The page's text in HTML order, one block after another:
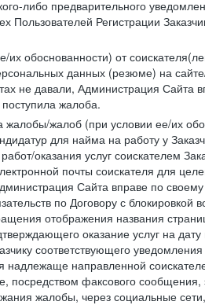
либо предварительного
Регистрации
обоснованности) от
данных (резюме) на
не давали, Администрация
жалоба.
жалоб (при условии ее/их
для найма на работу у
оказания услуг соискателем
почты соискателя для
Сайта вправе по
по Договору с
отображения названия
оказание услуг на
соответствующего
надлежаще направленной
факсового
жалобы, через социальные